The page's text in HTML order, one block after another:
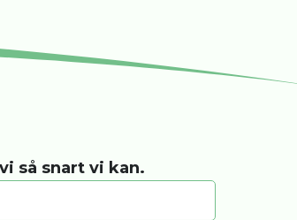
så snart vi kan.